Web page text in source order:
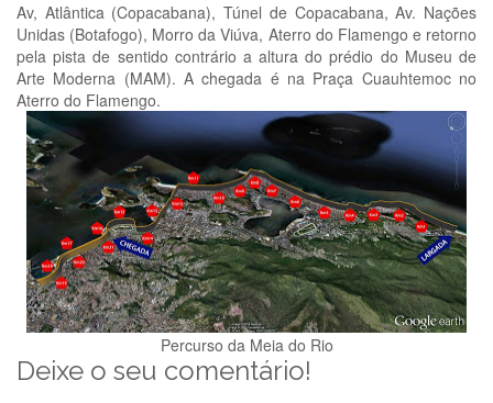
Av, Atlântica (Copacabana), Túnel de Copacabana, Av. Nações
Unidas (Botafogo), Morro da Viúva, Aterro do Flamengo e retorno
pela pista de sentido contrário a altura do prédio do Museu de
Arte Moderna (MAM). A chegada é na Praça Cuauhtemoc no
Aterro do Flamengo.
Percurso da Meia do Rio
Deixe o seu comentário!